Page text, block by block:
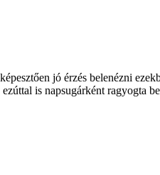
jó érzés belenézni
is napsugárként ragyogta